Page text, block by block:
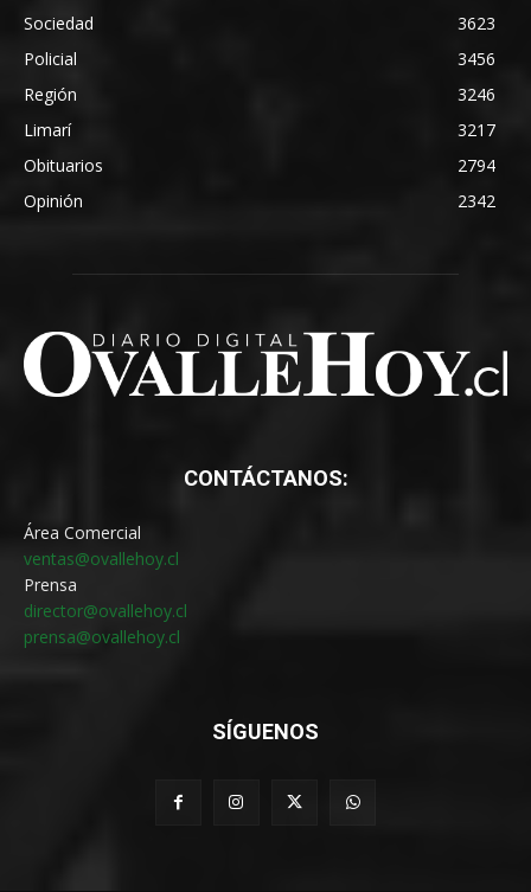
Sociedad
3623
Policial
3456
Región
3246
Limarí
3217
Obituarios
2794
Opinión
2342
CONTÁCTANOS:
Área Comercial
ventas@ovallehoy.cl
Prensa
director@ovallehoy.cl
prensa@ovallehoy.cl
SÍGUENOS